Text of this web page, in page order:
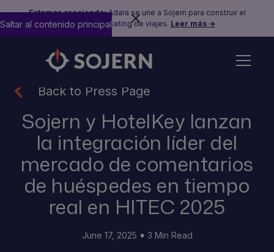
Estamos creciendo:Adara se une a Sojern para construir el
futuro del marketing de viajes. Leer más →
Saltar al contenido principal
Back to Press Page
Sojern y HotelKey lanzan
la integración líder del
mercado de comentarios
de huéspedes en tiempo
real en HITEC 2025
June 17, 2025 3 Min Read